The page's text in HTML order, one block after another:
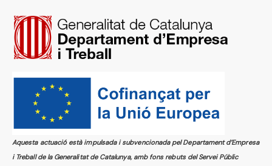
Aquesta actuació està impulsada i subvencionada pel Departament d’Empresa
i Treball de la Generalitat de Catalunya, amb fons rebuts del Servei Públic